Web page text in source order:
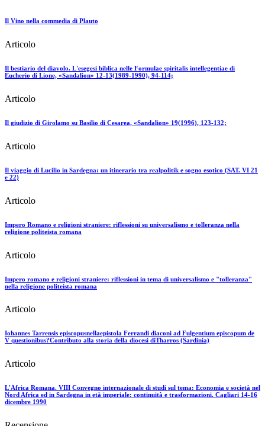
Il Vino nella commedia di Plauto
Articolo
Il bestiario del diavolo. L'esegesi biblica nelle Formulae spiritalis intellegentiae di
Eucherio di Lione, «Sandalion» 12-13(1989-1990), 94-114;
Articolo
Il giudizio di Girolamo su Basilio di Cesarea, «Sandalion» 19(1996), 123-132;
Articolo
Il viaggio di Lucilio in Sardegna: un itinerario tra realpolitik e sogno esotico (SAT. VI 21
e 22)
Articolo
Impero Romano e religioni straniere: riflessioni su universalismo e tolleranza nella
religione politeista romana
Articolo
Impero romano e religioni straniere: riflessioni in tema di universalismo e "tolleranza"
nella religione politeista romana
Articolo
Iohannes Tarrensis episcopusnellaepistola Ferrandi diaconi ad Fulgentium episcopum de
V questionibus?Contributo alla storia della diocesi diTharros (Sardinia)
Articolo
L'Africa Romana. VIII Convegno internazionale di studi sul tema: Economia e società nel
Nord Africa ed in Sardegna in età imperiale: continuità e trasformazioni. Cagliari 14-16
dicembre 1990